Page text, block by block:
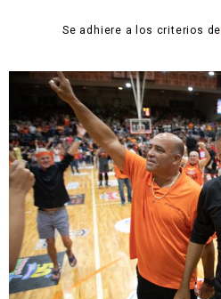
Se adhiere a los criterios de